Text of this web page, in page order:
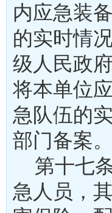
内应急装
的实时情
级人民
将本单位
急队伍的
部门备
第十七
急人员，